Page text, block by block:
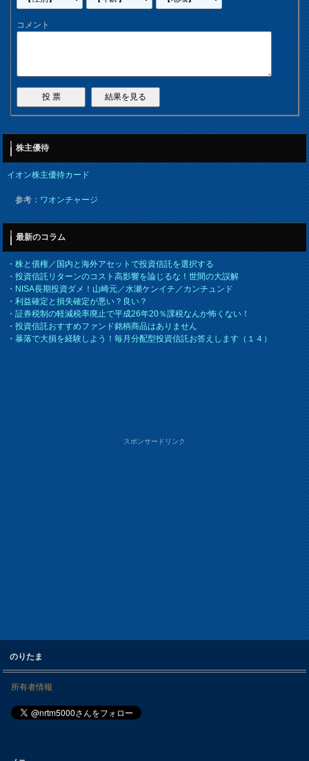
コメント
株主優待
イオン株主優待カード
参考：ワオンチャージ
最新のコラム
・株と債権／国内と海外アセットで投資信託を選択する
・投資信託リターンのコスト高影響を論じるな！世間の大誤解
・NISA長期投資ダメ！山崎元／水瀬ケンイチ／カンチュンド
・利益確定と損失確定が悪い？良い？
・証券税制の軽減税率廃止で平成26年20％課税なんか怖くない！
・投資信託おすすめファンド銘柄商品はありません
・暴落で大損を経験しよう！毎月分配型投資信託お答えします（１４）
スポンサードリンク
のりたま
所有者情報